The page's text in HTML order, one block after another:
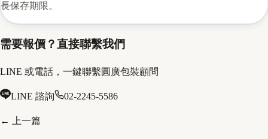
長保存期限。
需要報價？直接聯繫我們
LINE 或電話，一鍵聯繫圓廣包裝顧問
LINE 諮詢 02-2245-5586
← 上一篇